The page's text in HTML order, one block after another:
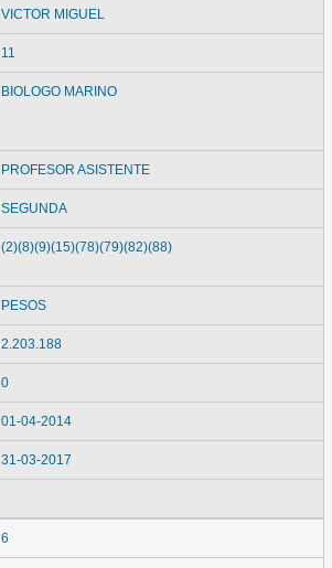
VICTOR MIGUEL
11
BIOLOGO MARINO
PROFESOR ASISTENTE
SEGUNDA
(2)(8)(9)(15)(78)(79)(82)(88)
PESOS
2.203.188
0
01-04-2014
31-03-2017
6